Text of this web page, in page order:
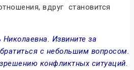
вдруг становится
Извините за
с небольшим вопросом.
конфликтных ситуаций.